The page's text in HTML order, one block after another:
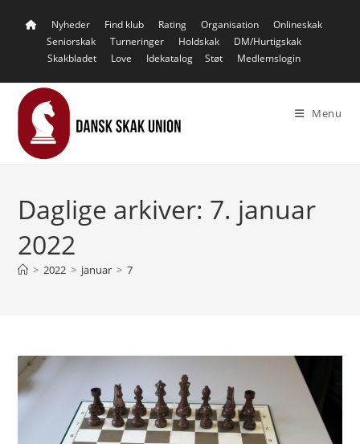
Nyheder Find klub Rating Organisation
Onlineskak
Seniorskak
Turneringer Holdskak
DM/Hurtigskak
Skakbladet
Love Idekatalog Støt Medlemslogin
Menu
Daglige arkiver: 7. januar
2022
> 2022 > januar > 7